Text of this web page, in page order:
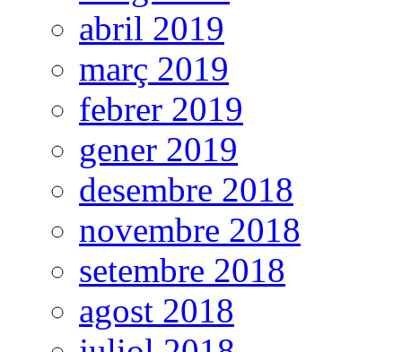
abril 2019
març 2019
febrer 2019
gener 2019
desembre 2018
novembre 2018
setembre 2018
agost 2018